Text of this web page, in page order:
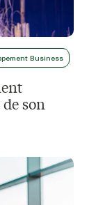
Business
son